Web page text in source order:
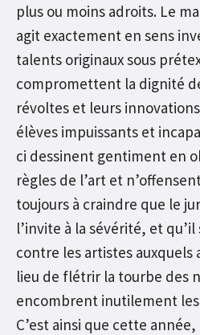
plus ou moins adroits. Le
agit exactement en sens
talents originaux sous
compromettent la dignité
révoltes et leurs
élèves impuissants et
ci dessinent gentiment en
règles de l’art et
toujours à craindre que le
l’invite à la sévérité, et
contre les artistes auxquels
lieu de flétrir la tourbe des
encombrent inutilement les
C’est ainsi que cette